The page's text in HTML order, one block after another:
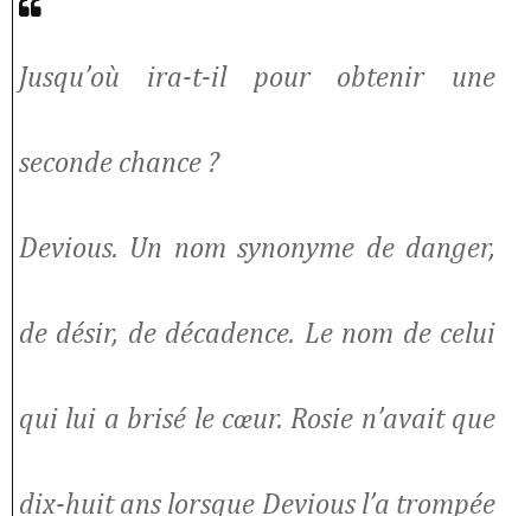
Jusqu’où ira-t-il pour obtenir une
seconde chance ?
Devious. Un nom synonyme de danger,
de désir, de décadence. Le nom de celui
qui lui a brisé le cœur. Rosie n’avait que
dix-huit ans lorsque Devious l’a trompée